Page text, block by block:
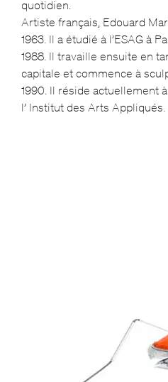
quotidien.
Artiste français, Edouard
1963. Il a étudié à l’ESAG à
1988. Il travaille ensuite en
capitale et commence à
1990. Il réside actuellement
l’ Institut des Arts Appliqués.